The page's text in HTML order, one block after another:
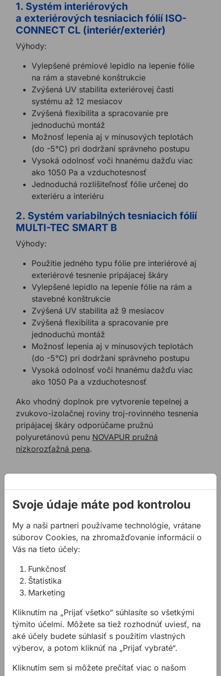
1. Systém interiérových
a exteriérových tesniacich fólií ISO-
CONNECT CL (interiér/exteriér)
Výhody:
Vylepšené prémiové lepidlo na lepenie fólie
na rám a stavebné konštrukcie
Zvýšená UV stabilita exteriérovej časti
systému až 12 mesiacov
Zvýšená flexibilita a spracovanie pre
jednoduchú montáž
Možnosť lepenia aj v mínusových teplotách
(do -5°C) pri dodržaní správneho postupu
Vysoká odolnosť voči hnanému dažďu viac
ako 1050 Pa a vzduchotesnosť
Jednoduchá rozlíšiteľnosť fólie určenej do
exteriéru a interiéru
2. Systém variabilných tesniacich fólií
MULTI-TEC SMART B
Výhody:
Použitie jedného typu fólie pre interiérové aj
exteriérové tesnenie pripájacej škáry
Vylepšené lepidlo na lepenie fólie na rám a
stavebné konštrukcie
Zvýšená UV stabilita až 9 mesiacov
Zvýšená flexibilita a spracovanie pre
jednoduchú montáž
Možnosť lepenia aj v mínusových teplotách
(do -5°C) pri dodržaní správneho postupu
Vysoká odolnosť voči hnanému dažďu viac
ako 1050 Pa a vzduchotesnosť
Ako vhodný doplnok pre vytvorenie tepelnej a
zvukovo-izolačnej roviny troj-rovinného tesnenia
pripájacej škáry odporúčame pružnú
polyuretánovú penu NOVAPUR pružná
nízkorozťažná pena.
Obr. 2. ISO-CONNECT CL INTERIÉR
Svoje údaje máte pod kontrolou
My a naši partneri používame technológie, vrátane
súborov Cookies, na zhromažďovanie informácií o
Vás na tieto účely:
Funkčnosť
Štatistika
Marketing
Kliknutím na „Prijať všetko“ súhlasíte so všetkými
týmito účelmi. Môžete sa tiež rozhodnúť uviesť, na
aké účely budete súhlasiť s použitím vlastných
výberov, a potom kliknúť na „Prijať vybraté“.
Kliknutím sem si môžete prečítať viac o našom